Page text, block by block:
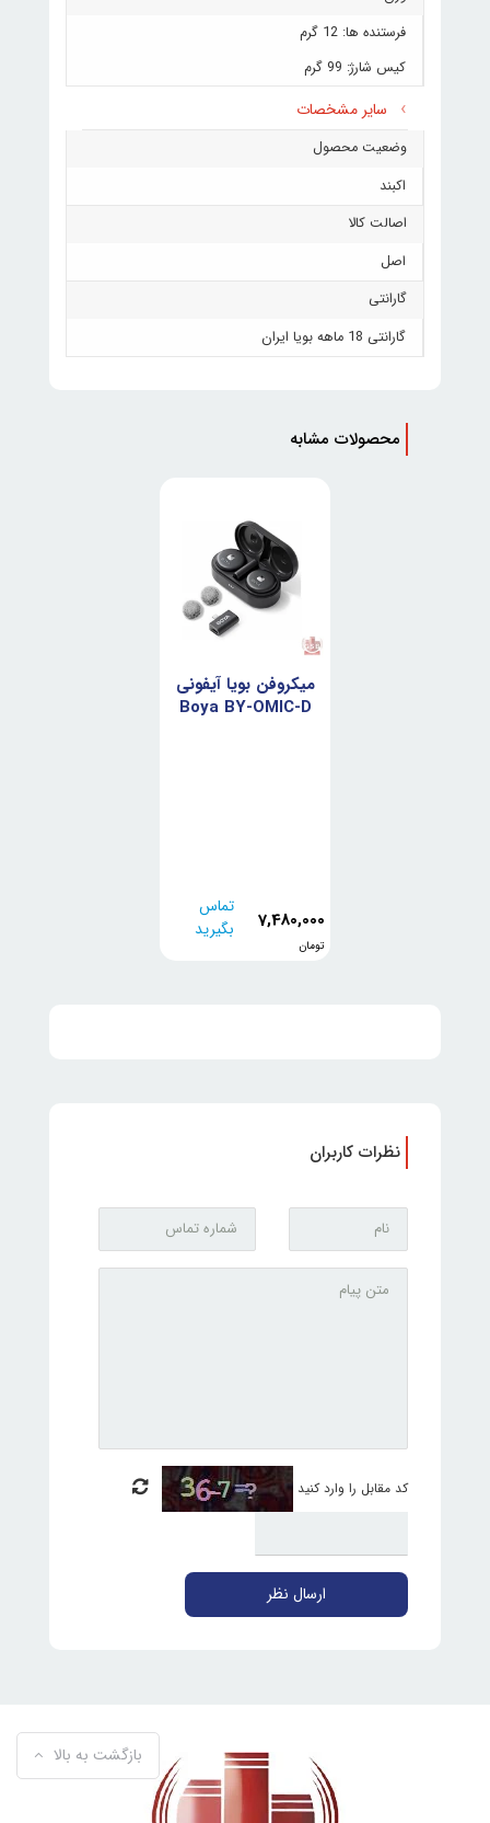
فرستنده ها: 12 گرم
کیس شارژ: 99 گرم
سایر مشخصات
وضعیت محصول
اکبند
اصالت کالا
اصل
گارانتی
گارانتی 18 ماهه بویا ایران
محصولات مشابه
میکروفن بویا آیفونی
Boya BY-OMIC-D
7,480,000
تومان
تماس
بگیرید
نظرات کاربران
کد مقابل را وارد کنید
ارسال نظر
بازگشت به بالا